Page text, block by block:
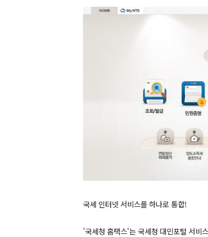
국세 인터넷 서비스를 하나로 통합!
'국세청 홈택스'는 국세청 대민포털 서비